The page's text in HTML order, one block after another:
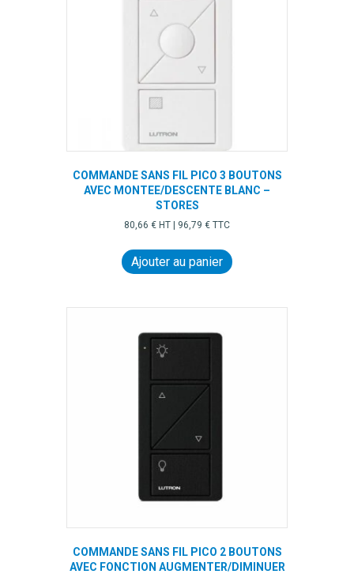
COMMANDE SANS FIL PICO 3 BOUTONS
AVEC MONTEE/DESCENTE BLANC –
STORES
80,66 € HT | 96,79 € TTC
Ajouter au panier
COMMANDE SANS FIL PICO 2 BOUTONS
AVEC FONCTION AUGMENTER/DIMINUER